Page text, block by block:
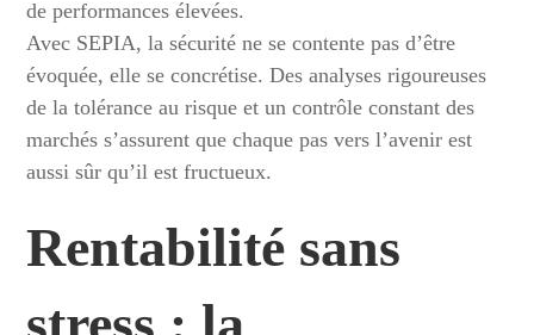
de performances élevées.
Avec SEPIA, la sécurité ne se contente pas d’être
évoquée, elle se concrétise. Des analyses rigoureuses
de la tolérance au risque et un contrôle constant des
marchés s’assurent que chaque pas vers l’avenir est
aussi sûr qu’il est fructueux.
Rentabilité sans